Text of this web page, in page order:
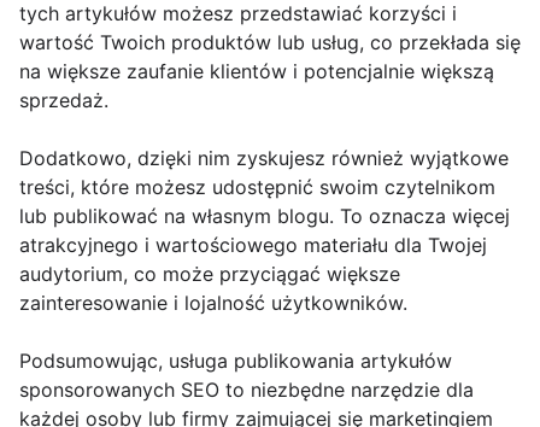
tych artykułów możesz przedstawiać korzyści i
wartość Twoich produktów lub usług, co przekłada się
na większe zaufanie klientów i potencjalnie większą
sprzedaż.
Dodatkowo, dzięki nim zyskujesz również wyjątkowe
treści, które możesz udostępnić swoim czytelnikom
lub publikować na własnym blogu. To oznacza więcej
atrakcyjnego i wartościowego materiału dla Twojej
audytorium, co może przyciągać większe
zainteresowanie i lojalność użytkowników.
Podsumowując, usługa publikowania artykułów
sponsorowanych SEO to niezbędne narzędzie dla
każdej osoby lub firmy zajmującej się marketingiem